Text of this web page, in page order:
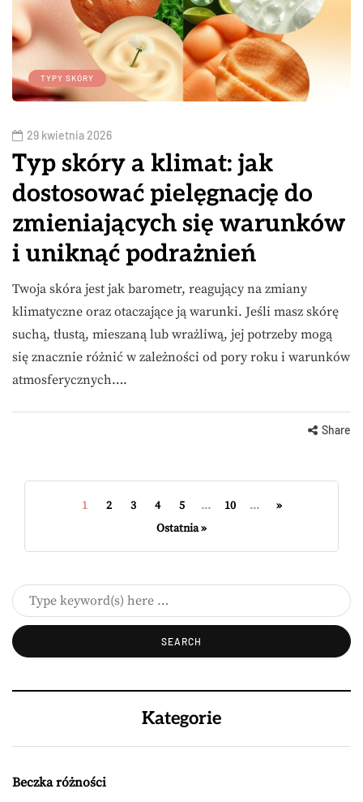
TYPY SKÓRY
29 kwietnia 2026
Typ skóry a klimat: jak
dostosować pielęgnację do
zmieniających się warunków
i uniknąć podrażnień
Twoja skóra jest jak barometr, reagujący na zmiany
klimatyczne oraz otaczające ją warunki. Jeśli masz skórę
suchą, tłustą, mieszaną lub wrażliwą, jej potrzeby mogą
się znacznie różnić w zależności od pory roku i warunków
atmosferycznych….
Share
1 2 3 4 5 ... 10 ...
»
Ostatnia »
Kategorie
Beczka różności